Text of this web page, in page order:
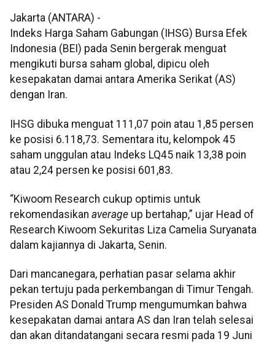
Jakarta (ANTARA) -
Indeks Harga Saham Gabungan (IHSG) Bursa Efek
Indonesia (BEI) pada Senin bergerak menguat
mengikuti bursa saham global, dipicu oleh
kesepakatan damai antara Amerika Serikat (AS)
dengan Iran.
IHSG dibuka menguat 111,07 poin atau 1,85 persen
ke posisi 6.118,73. Sementara itu, kelompok 45
saham unggulan atau Indeks LQ45 naik 13,38 poin
atau 2,24 persen ke posisi 601,83.
“Kiwoom Research cukup optimis untuk
rekomendasikan average up bertahap,” ujar Head of
Research Kiwoom Sekuritas Liza Camelia Suryanata
dalam kajiannya di Jakarta, Senin.
Dari mancanegara, perhatian pasar selama akhir
pekan tertuju pada perkembangan di Timur Tengah.
Presiden AS Donald Trump mengumumkan bahwa
kesepakatan damai antara AS dan Iran telah selesai
dan akan ditandatangani secara resmi pada 19 Juni